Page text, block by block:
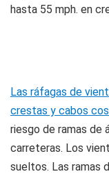
hasta 55 mph. en
Las ráfagas de
crestas y cabos
riesgo de ramas de
carreteras. Los
sueltos. Las ramas